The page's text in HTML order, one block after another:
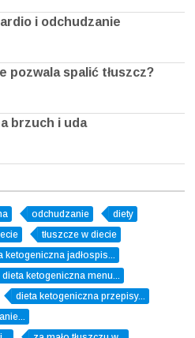
i odchudzanie
pozwala spalić tłuszcz?
brzuch i uda
odchudzanie
diety
tłuszcze w diecie
ketogeniczna jadłospis...
dieta ketogeniczna menu...
dieta ketogeniczna przepisy...